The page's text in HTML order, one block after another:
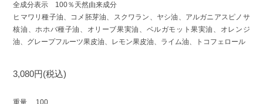
全成分表示 100％天然由来成分
ヒマワリ種子油、コメ胚芽油、スクワラン、ヤシ油、アルガニアスピノサ
核油、ホホバ種子油、オリーブ果実油、ベルガモット果実油、オレンジ
油、グレープフルーツ果皮油、レモン果皮油、ライム油、トコフェロール
3,080円(税込)
重量 100